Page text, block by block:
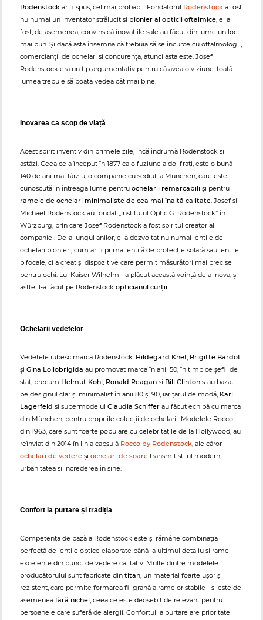
Rodenstock ar fi spus, cel mai probabil. Fondatorul Rodenstock a fost
nu numai un inventator strălucit și pionier al opticii oftalmice, el a
fost, de asemenea, convins că inovațiile sale au făcut din lume un loc
mai bun. Și dacă asta însemna că trebuia să se încurce cu oftalmologii,
comercianții de ochelari și concurența, atunci asta este. Josef
Rodenstock era un tip argumentativ pentru că avea o viziune: toată
lumea trebuie să poată vedea cât mai bine.
Inovarea ca scop de viață
Acest spirit inventiv din primele zile, încă îndrumă Rodenstock și
astăzi. Ceea ce a început în 1877 ca o fuziune a doi frați, este o bună
140 de ani mai târziu, o companie cu sediul la München, care este
cunoscută în întreaga lume pentru ochelarii remarcabili și pentru
ramele de ochelari minimaliste de cea mai înaltă calitate. Josef și
Michael Rodenstock au fondat „Institutul Optic G. Rodenstock” în
Würzburg, prin care Josef Rodenstock a fost spiritul creator al
companiei. De-a lungul anilor, el a dezvoltat nu numai lentile de
ochelari pionieri, cum ar fi prima lentilă de protecție solară sau lentile
bifocale, ci a creat și dispozitive care permit măsurători mai precise
pentru ochi. Lui Kaiser Wilhelm i-a plăcut această voință de a inova, și
astfel l-a făcut pe Rodenstock opticianul curții.
Ochelarii vedetelor
Vedetele iubesc marca Rodenstock: Hildegard Knef, Brigitte Bardot
și Gina Lollobrigida au promovat marca în anii 50, în timp ce șefii de
stat, precum Helmut Kohl, Ronald Reagan și Bill Clinton s-au bazat
pe designul clar și minimalist în anii 80 și 90, iar țarul de modă, Karl
Lagerfeld și supermodelul Claudia Schiffer au făcut echipă cu marca
din München, pentru propriile colecții de ochelari . Modelele Rocco
din 1963, care sunt foarte populare cu celebritățile de la Hollywood, au
reînviat din 2014 în linia capsulă Rocco by Rodenstock, ale căror
ochelari de vedere și ochelari de soare transmit stilul modern,
urbanitatea și încrederea în sine.
Confort la purtare și tradiția
Competența de bază a Rodenstock este și rămâne combinația
perfectă de lentile optice elaborate până la ultimul detaliu și rame
excelente din punct de vedere calitativ. Multe dintre modelele
producătorului sunt fabricate din titan, un material foarte ușor și
rezistent, care permite formarea filigrană a ramelor stabile - și este de
asemenea fără nichel, ceea ce este deosebit de relevant pentru
persoanele care suferă de alergii. Confortul la purtare are prioritate